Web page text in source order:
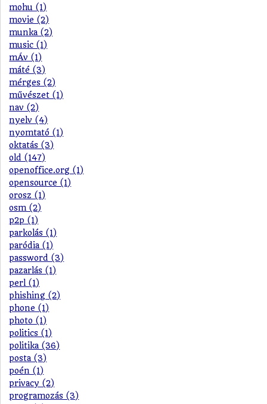
mohu (1)
movie (2)
munka (2)
music (1)
mÁv (1)
máté (3)
mérges (2)
művészet (1)
nav (2)
nyelv (4)
nyomtató (1)
oktatás (3)
old (147)
openoffice.org (1)
opensource (1)
orosz (1)
osm (2)
p2p (1)
parkolás (1)
paródia (1)
password (3)
pazarlás (1)
perl (1)
phishing (2)
phone (1)
photo (1)
politics (1)
politika (36)
posta (3)
poén (1)
privacy (2)
programozás (3)